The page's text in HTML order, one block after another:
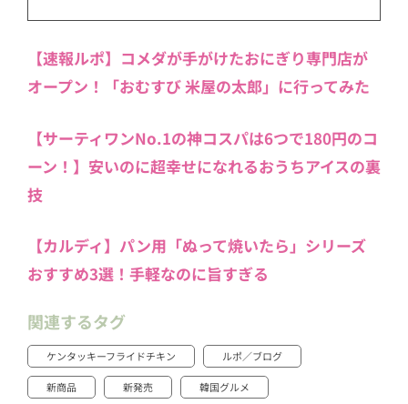
【速報ルポ】コメダが手がけたおにぎり専門店が
オープン！「おむすび 米屋の太郎」に行ってみた
【サーティワンNo.1の神コスパは6つで180円のコ
ーン！】安いのに超幸せになれるおうちアイスの裏
技
【カルディ】パン用「ぬって焼いたら」シリーズ
おすすめ3選！手軽なのに旨すぎる
関連するタグ
ケンタッキーフライドチキン ルポ／ブログ
新商品 新発売 韓国グルメ